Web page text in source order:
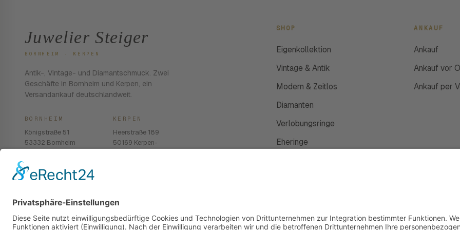
Juwelier Steiger
BORNHEIM · KERPEN
Antik-, Vintage- und Diamantschmuck. Zwei
Geschäfte in Bornheim und Kerpen, ein
Versandankauf deutschlandweit.
BORNHEIM
Königstraße 51
53332 Bornheim
KERPEN
Heerstraße 189
50169 Kerpen-
SHOP
Eigenkollektion
Vintage & Antik
Modern & Zeitlos
Diamanten
Verlobungsringe
Eheringe
ANKAUF
Ankauf
Ankauf vor
Ankauf per